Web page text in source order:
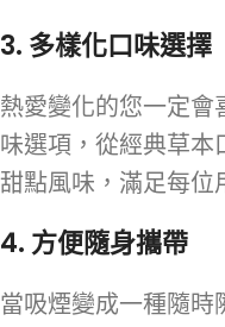
3. 多樣化口味選擇
熱愛變化的您一定會
味選項，從經典草本
甜點風味，滿足每位
4.方便隨身攜帶
當吸煙變成一種隨時